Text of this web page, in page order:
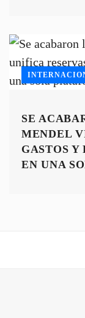
SE
MENDEL
GASTOS Y